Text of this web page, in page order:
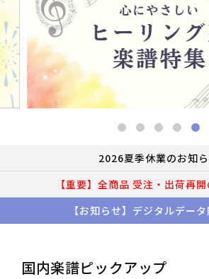
2026夏季休業のお知
【重要】全商品 受注・出荷再
【お知らせ】デジタルデー
国内楽譜ピックアップ